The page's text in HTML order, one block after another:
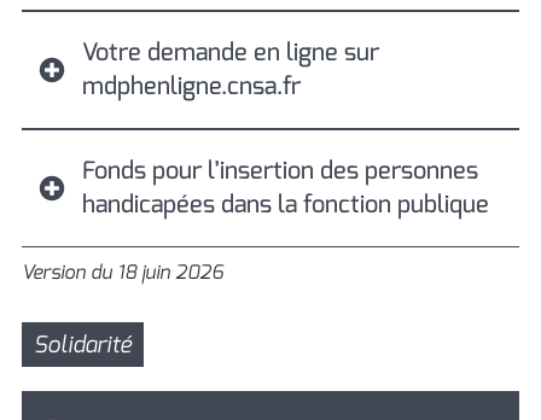
Votre demande en ligne sur
mdphenligne.cnsa.fr
Fonds pour l’insertion des personnes
handicapées dans la fonction publique
Version du 18 juin 2026
Solidarité